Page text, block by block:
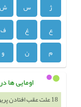
ژ
س ش
ع
غ ف
م
ن و
اومایی ها
14 سوال رایج شما درباره اسپرم